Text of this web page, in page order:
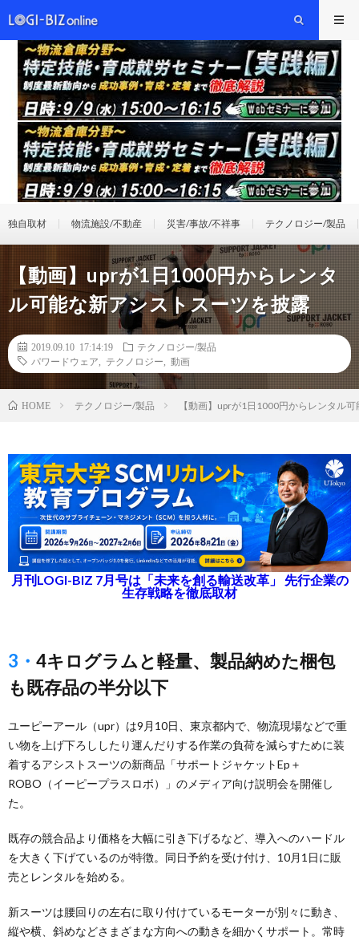
独自取材 物流施設/不動産 災害/事故/不祥事 テクノロジー/製品
【動画】uprが1日1000円からレンタ
ル可能な新アシストスーツを披露
2019.09.10 17:14:19
テクノロジー/製品
パワードウェア
テクノロジー 動画
HOME テクノロジー/製品 【動画】uprが1日1000円からレンタル
月刊LOGI-BIZ 7月号は「未来を創る輸送改革」 先行企業の
生存戦略を徹底取材
3・4キログラムと軽量、製品納めた梱包
も既存品の半分以下
ユーピーアール（upr）は9月10日、東京都内で、物流現場などで重
い物を上げ下ろししたり運んだりする作業の負荷を減らすために装
着するアシストスーツの新商品「サポートジャケットEp＋
ROBO（イーピープラスロボ）」のメディア向け説明会を開催し
た。
既存の競合品より価格を大幅に引き下げるなど、導入へのハードル
を大きく下げているのが特徴。同日予約を受け付け、10月1日に販
売とレンタルを始める。
新スーツは腰回りの左右に取り付けているモーターが別々に動き、
縦や横、斜めなどさまざまな方向への動きを細かくサポート。常時